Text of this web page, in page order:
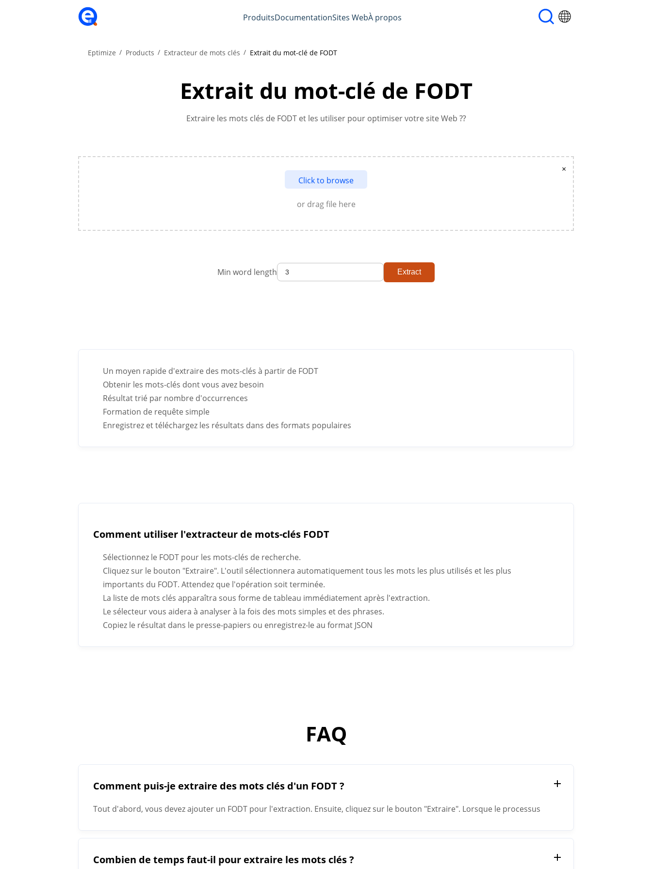
ProduitsDocumentationSites WebÀ propos
Eptimize Products Extracteur de mots clés Extrait du mot-clé de FODT
Extrait du mot-clé de FODT
Extraire les mots clés de FODT et les utiliser pour optimiser votre site Web ⁇
Click to browse
or drag file here
×
Min word length Extract
Un moyen rapide d'extraire des mots-clés à partir de FODT
Obtenir les mots-clés dont vous avez besoin
Résultat trié par nombre d'occurrences
Formation de requête simple
Enregistrez et téléchargez les résultats dans des formats populaires
Comment utiliser l'extracteur de mots-clés FODT
Sélectionnez le FODT pour les mots-clés de recherche.
Cliquez sur le bouton "Extraire". L'outil sélectionnera automatiquement tous les mots les plus utilisés et les plus
importants du FODT. Attendez que l'opération soit terminée.
La liste de mots clés apparaîtra sous forme de tableau immédiatement après l'extraction.
Le sélecteur vous aidera à analyser à la fois des mots simples et des phrases.
Copiez le résultat dans le presse-papiers ou enregistrez-le au format JSON
FAQ
Comment puis-je extraire des mots clés d'un FODT ?
Tout d'abord, vous devez ajouter un FODT pour l'extraction. Ensuite, cliquez sur le bouton "Extraire". Lorsque le processus
Combien de temps faut-il pour extraire les mots clés ?